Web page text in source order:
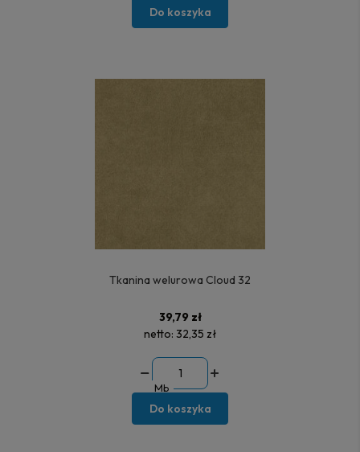
Do koszyka
Tkanina welurowa Cloud 32
39,79 zł
netto: 32,35 zł
Mb
Do koszyka